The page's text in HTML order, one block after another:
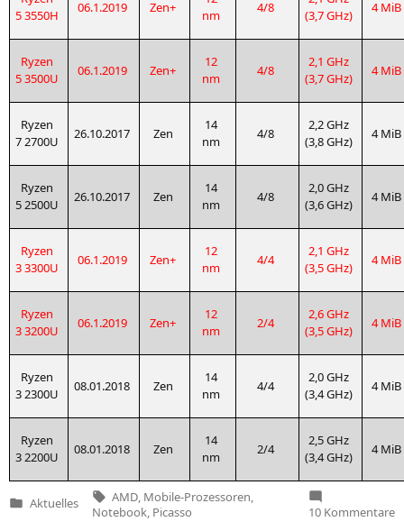
53550H 06.1.2019 Zen+
nm
4/8
(3,7 GHz)
4 MiB
Ryzen
53500U 06.1.2019 Zen+
12
nm
4/8
2,1 GHz
(3,7 GHz)
4 MiB
Ryzen
72700U 26.10.2017 Zen
14
nm
4/8
2,2 GHz
(3,8 GHz)
4 MiB
Ryzen
52500U 26.10.2017 Zen
14
nm
4/8
2,0 GHz
(3,6 GHz)
4 MiB
Ryzen
33300U 06.1.2019 Zen+
12
nm
4/4
2,1 GHz
(3,5 GHz)
4 MiB
Ryzen
33200U 06.1.2019 Zen+
12
nm
2/4
2,6 GHz
(3,5 GHz)
4 MiB
Ryzen
32300U 08.01.2018 Zen
14
nm
4/4
2,0 GHz
(3,4 GHz)
4 MiB
Ryzen
32200U 08.01.2018 Zen
14
nm
2/4
2,5 GHz
(3,4 GHz)
4 MiB
Veröffentlicht
Aktuelles
Tags:
AMD, Mobile-Prozessoren,
Notebook, Picasso 10 Kommentare